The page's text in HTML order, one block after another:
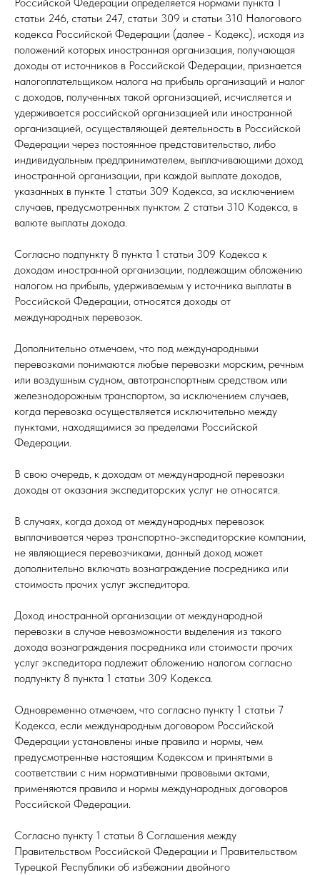
статьи 246, статьи 247, статьи 309 и статьи 310 Налогового
кодекса Российской Федерации (далее - Кодекс), исходя из
положений которых иностранная организация, получающая
доходы от источников в Российской Федерации, признается
налогоплательщиком налога на прибыль организаций и налог
с доходов, полученных такой организацией, исчисляется и
удерживается российской организацией или иностранной
организацией, осуществляющей деятельность в Российской
Федерации через постоянное представительство, либо
индивидуальным предпринимателем, выплачивающими доход
иностранной организации, при каждой выплате доходов,
указанных в пункте 1 статьи 309 Кодекса, за исключением
случаев, предусмотренных пунктом 2 статьи 310 Кодекса, в
валюте выплаты дохода.
Согласно подпункту 8 пункта 1 статьи 309 Кодекса к
доходам иностранной организации, подлежащим обложению
налогом на прибыль, удерживаемым у источника выплаты в
Российской Федерации, относятся доходы от
международных перевозок.
Дополнительно отмечаем, что под международными
перевозками понимаются любые перевозки морским, речным
или воздушным судном, автотранспортным средством или
железнодорожным транспортом, за исключением случаев,
когда перевозка осуществляется исключительно между
пунктами, находящимися за пределами Российской
Федерации.
В свою очередь, к доходам от международной перевозки
доходы от оказания экспедиторских услуг не относятся.
В случаях, когда доход от международных перевозок
выплачивается через транспортно-экспедиторские компании,
не являющиеся перевозчиками, данный доход может
дополнительно включать вознаграждение посредника или
стоимость прочих услуг экспедитора.
Доход иностранной организации от международной
перевозки в случае невозможности выделения из такого
дохода вознаграждения посредника или стоимости прочих
услуг экспедитора подлежит обложению налогом согласно
подпункту 8 пункта 1 статьи 309 Кодекса.
Одновременно отмечаем, что согласно пункту 1 статьи 7
Кодекса, если международным договором Российской
Федерации установлены иные правила и нормы, чем
предусмотренные настоящим Кодексом и принятыми в
соответствии с ним нормативными правовыми актами,
применяются правила и нормы международных договоров
Российской Федерации.
Согласно пункту 1 статьи 8 Соглашения между
Правительством Российской Федерации и Правительством
Турецкой Республики об избежании двойного